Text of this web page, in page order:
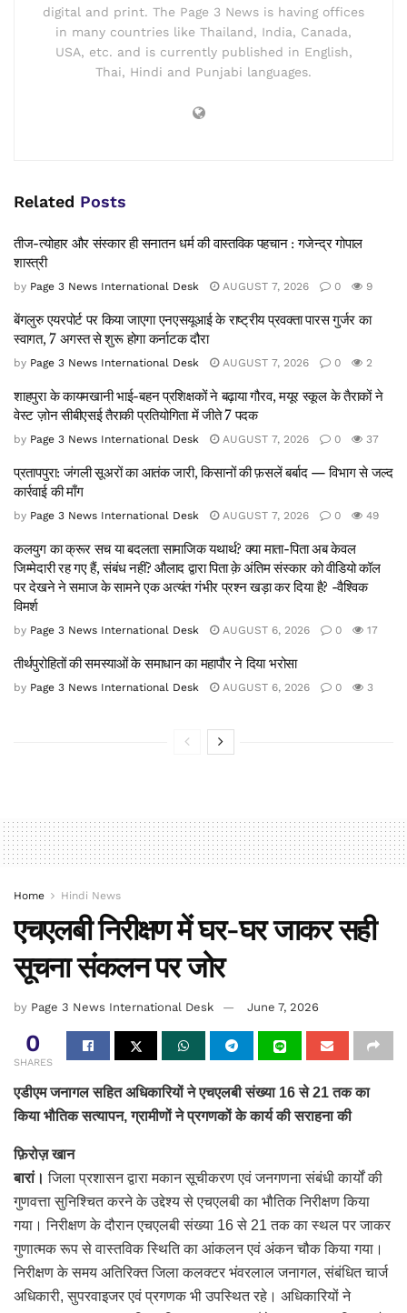
digital and print. The Page 3 News is having offices
in many countries like Thailand, India, Canada,
USA, etc. and is currently published in English,
Thai, Hindi and Punjabi languages.
Related Posts
तीज-त्योहार और संस्कार ही सनातन धर्म की वास्तविक पहचान : गजेन्द्र गोपाल
शास्त्री
by Page 3 News International Desk AUGUST 7, 2026 0 9
बेंगलुरु एयरपोर्ट पर किया जाएगा एनएसयूआई के राष्ट्रीय प्रवक्ता पारस गुर्जर का
स्वागत, 7 अगस्त से शुरू होगा कर्नाटक दौरा
by Page 3 News International Desk AUGUST 7, 2026 0 2
शाहपुरा के कायमखानी भाई-बहन प्रशिक्षकों ने बढ़ाया गौरव, मयूर स्कूल के तैराकों ने
वेस्ट ज़ोन सीबीएसई तैराकी प्रतियोगिता में जीते 7 पदक
by Page 3 News International Desk AUGUST 7, 2026 0 37
प्रतापपुरा: जंगली सूअरों का आतंक जारी, किसानों की फ़सलें बर्बाद — विभाग से जल्द
कार्रवाई की माँग
by Page 3 News International Desk AUGUST 7, 2026 0 49
कलयुग का क्रूर सच या बदलता सामाजिक यथार्थ? क्या माता-पिता अब केवल
जिम्मेदारी रह गए हैं, संबंध नहीं? औलाद द्वारा पिता क़े अंतिम संस्कार को वीडियो कॉल
पर देखने ने समाज के सामने एक अत्यंत गंभीर प्रश्न खड़ा कर दिया है? -वैश्विक
विमर्श
by Page 3 News International Desk AUGUST 6, 2026 0 17
तीर्थपुरोहितों की समस्याओं के समाधान का महापौर ने दिया भरोसा
by Page 3 News International Desk AUGUST 6, 2026 0 3
Home Hindi News
एचएलबी निरीक्षण में घर-घर जाकर सही
सूचना संकलन पर जोर
by Page 3 News International Desk June 7, 2026
0
SHARES
एडीएम जनागल सहित अधिकारियों ने एचएलबी संख्या 16 से 21 तक का
किया भौतिक सत्यापन, ग्रामीणों ने प्रगणकों के कार्य की सराहना की
फ़िरोज़ खान
बारां। जिला प्रशासन द्वारा मकान सूचीकरण एवं जनगणना संबंधी कार्यों की
गुणवत्ता सुनिश्चित करने के उद्देश्य से एचएलबी का भौतिक निरीक्षण किया
गया। निरीक्षण के दौरान एचएलबी संख्या 16 से 21 तक का स्थल पर जाकर
गुणात्मक रूप से वास्तविक स्थिति का आंकलन एवं अंकन चौक किया गया।
निरीक्षण के समय अतिरिक्त जिला कलक्टर भंवरलाल जनागल, संबंधित चार्ज
अधिकारी, सुपरवाइजर एवं प्रगणक भी उपस्थित रहे। अधिकारियों ने